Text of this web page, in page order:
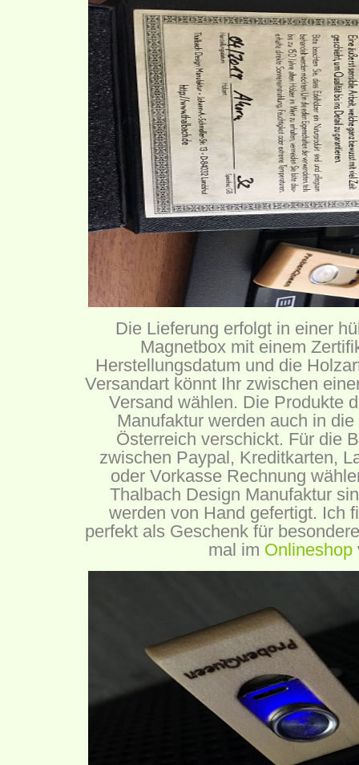
Die Lieferung erfolgt in einer
Magnetbox mit einem
Herstellungsdatum und die
Versandart könnt Ihr zwischen
Versand wählen. Die Produkte
Manufaktur werden auch in
Österreich verschickt. Für die
zwischen Paypal, Kreditkarten,
oder Vorkasse Rechnung
Thalbach Design Manufaktur
werden von Hand gefertigt. Ich
perfekt als Geschenk für
mal im Onlineshop